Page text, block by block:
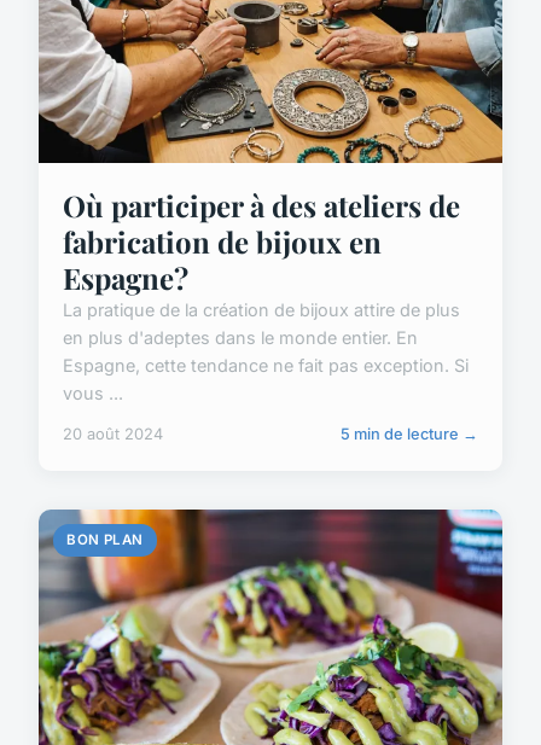
Où participer à des ateliers de
fabrication de bijoux en
Espagne?
La pratique de la création de bijoux attire de plus
en plus d'adeptes dans le monde entier. En
Espagne, cette tendance ne fait pas exception. Si
vous ...
20 août 2024 5 min de lecture →
BON PLAN